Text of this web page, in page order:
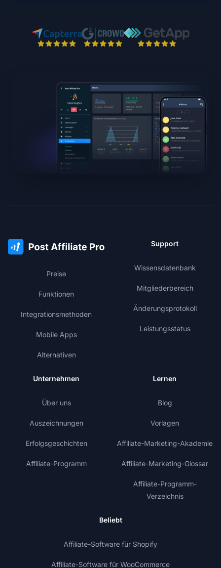
Preise
Funktionen
Integrationsmethoden
Mobile Apps
Alternativen
Support
Wissensdatenbank
Mitgliederbereich
Änderungsprotokoll
Leistungsstatus
Unternehmen
Über uns
Auszeichnungen
Erfolgsgeschichten
Affiliate-Programm
Lernen
Blog
Vorlagen
Affiliate-Marketing-Akademie
Affiliate-Marketing-Glossar
Affiliate-Programm-
Verzeichnis
Beliebt
Affiliate-Software für Shopify
Affiliate-Software für WooCommerce